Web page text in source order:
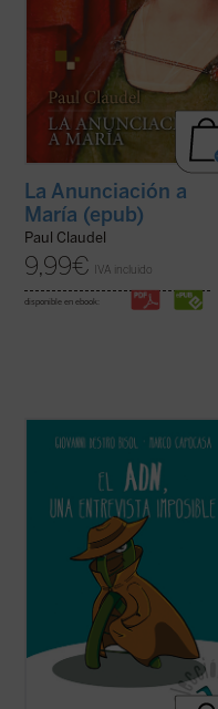
La Anunciación a
María (epub)
Paul Claudel
9,99€ IVA incluido
disponible en ebook:
Más allá de su aparente popularidad, ¿qué
sabemos realmente del ADN y del itinerario
científico que lo ha convertido en un icono
de la biología? Quizá alguna cosa, pero
probablemente no lo que más merece la
pena conocer de él.
(ver ficha)